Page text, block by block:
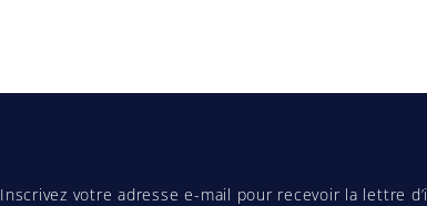
Inscrivez votre adresse e-mail pour recevoir la lettre